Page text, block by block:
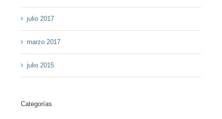
julio 2017
marzo 2017
julio 2015
Categorías